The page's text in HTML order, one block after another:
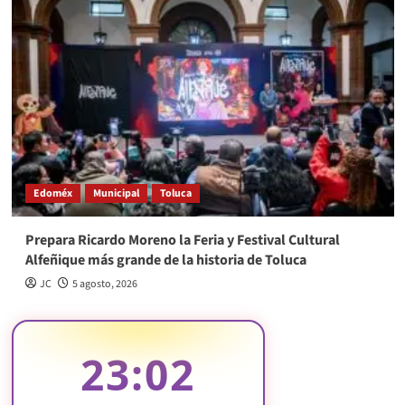
Edoméx Municipal Toluca
Prepara Ricardo Moreno la Feria y Festival Cultural
Alfeñique más grande de la historia de Toluca
JC 5 agosto, 2026
23:03